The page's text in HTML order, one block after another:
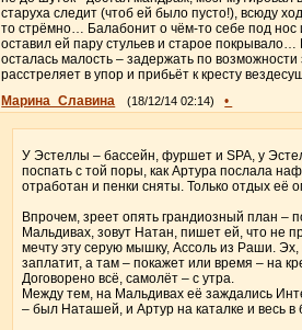
старуха следит (чтоб ей было пусто!), всюду
то стрёмно… Балабонит о чём-то себе под нос
оставил ей пару стульев и старое покрывало…
осталась малость – задержать по
расстреляет в упор и прибьёт к кресту
Марина_Славина
(18/12/14 02:14) •
У Эстеллы – бассейн, фуршет и SPA, у
поспать с той поры, как Артура послала
отработан и пенки сняты. Только отдых её
Впрочем, зреет опять грандиозный план –
Мальдивах, зовут Натан, пишет ей, что не
мечту эту серую мышку, Ассоль из Раши.
заплатит, а там – покажет или время – на
Договорено всё, самолёт – с утра.
Между тем, на Мальдивах её заждались
– был Наташей, и Артур на каталке и весь